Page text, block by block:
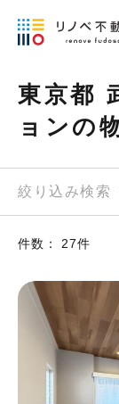
東京都
ョンの
絞り込み検索
件数： 27件